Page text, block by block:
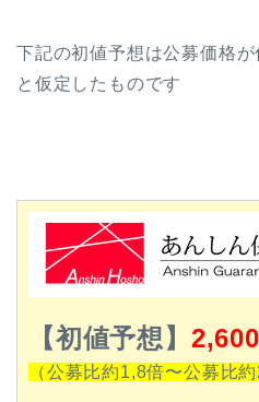
下記の初値予想は公募価格
と仮定したものです
【初値予想】 2,600
（公募比約1,8倍〜公募比約